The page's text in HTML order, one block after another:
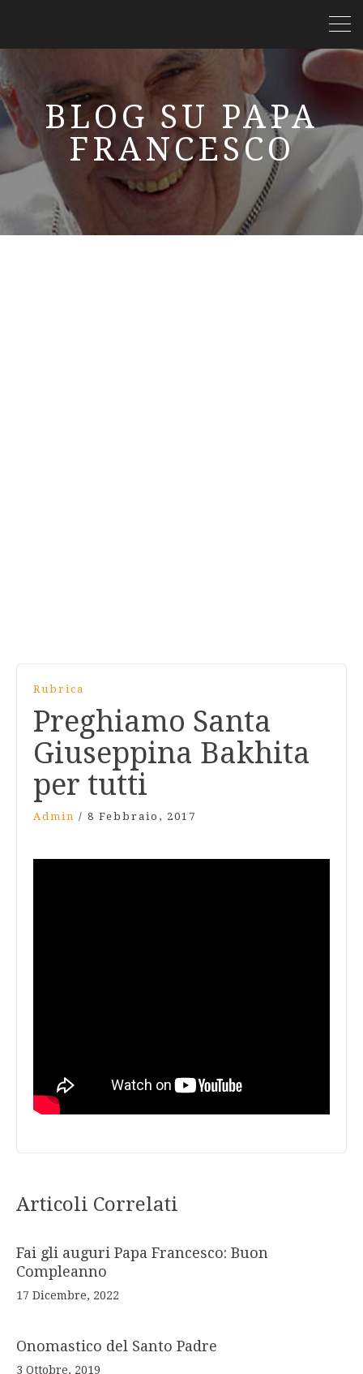
BLOG SU PAPA
FRANCESCO
Rubrica
Preghiamo Santa
Giuseppina Bakhita
per tutti
Admin / 8 Febbraio, 2017
Articoli Correlati
Fai gli auguri Papa Francesco: Buon
Compleanno
17 Dicembre, 2022
Onomastico del Santo Padre
3 Ottobre, 2019